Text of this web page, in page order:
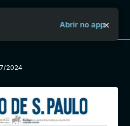
Sobre o Aya Bancah
Início
Abrir no app×
2024